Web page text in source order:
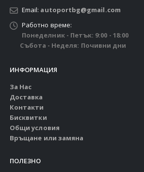
Email: autoportbg@gmail.com
Работно време:
Понеделник - Петък: 9:00 - 18:00
Събота - Неделя: Почивни дни
ИНФОРМАЦИЯ
За Нас
Доставка
Контакти
Бисквитки
Общи условия
Връщане или замяна
ПОЛЕЗНО